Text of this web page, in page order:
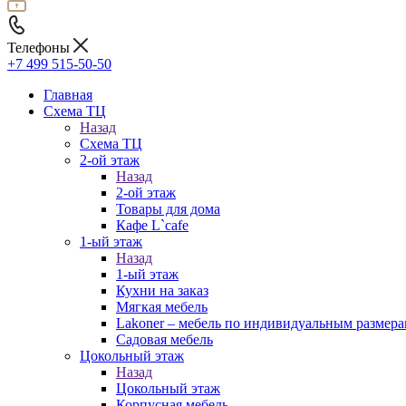
Телефоны
+7 499 515-50-50
Главная
Схема ТЦ
Назад
Схема ТЦ
2-ой этаж
Назад
2-ой этаж
Товары для дома
Кафе L`cafe
1-ый этаж
Назад
1-ый этаж
Кухни на заказ
Мягкая мебель
Lakoner – мебель по индивидуальным
Садовая мебель
Цокольный этаж
Назад
Цокольный этаж